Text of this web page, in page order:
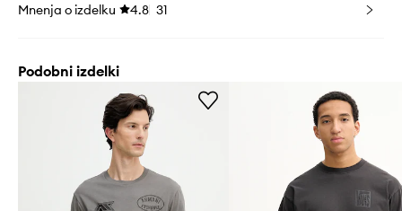
Mnenja o izdelku 4.8 31
Podobni izdelki